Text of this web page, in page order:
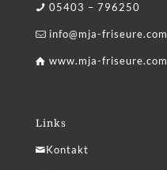
05403 – 796250
info@mja-friseure.com
www.mja-friseure.com
Links
Kontakt